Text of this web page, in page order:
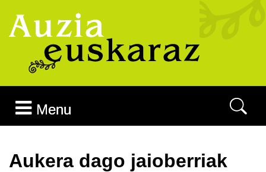
Menu
Aukera dago jaioberriak